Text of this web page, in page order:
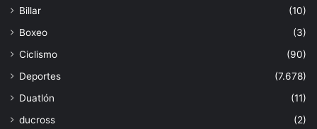
Billar
(10)
Boxeo
(3)
Ciclismo
(90)
Deportes
(7.678)
Duatlón
(11)
ducross
(2)